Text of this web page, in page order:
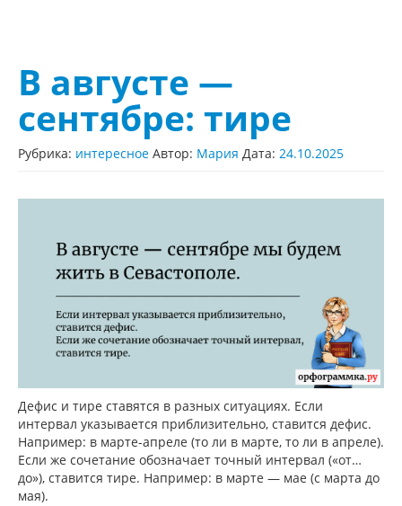
В августе —
сентябре: тире
Рубрика: интересное Автор: Мария Дата: 24.10.2025
Дефис и тире ставятся в разных ситуациях. Если
интервал указывается приблизительно, ставится дефис.
Например: в марте-апреле (то ли в марте, то ли в апреле).
Если же сочетание обозначает точный интервал («от…
до»), ставится тире. Например: в марте — мае (с марта до
мая).